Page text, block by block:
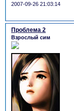
2007-09-26 21:03:14
Проблема 2
Взрослый сим